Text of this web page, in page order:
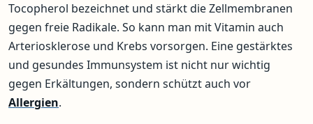
Tocopherol bezeichnet und stärkt die Zellmembranen
gegen freie Radikale. So kann man mit Vitamin auch
Arteriosklerose und Krebs vorsorgen. Eine gestärktes
und gesundes Immunsystem ist nicht nur wichtig
gegen Erkältungen, sondern schützt auch vor
Allergien.